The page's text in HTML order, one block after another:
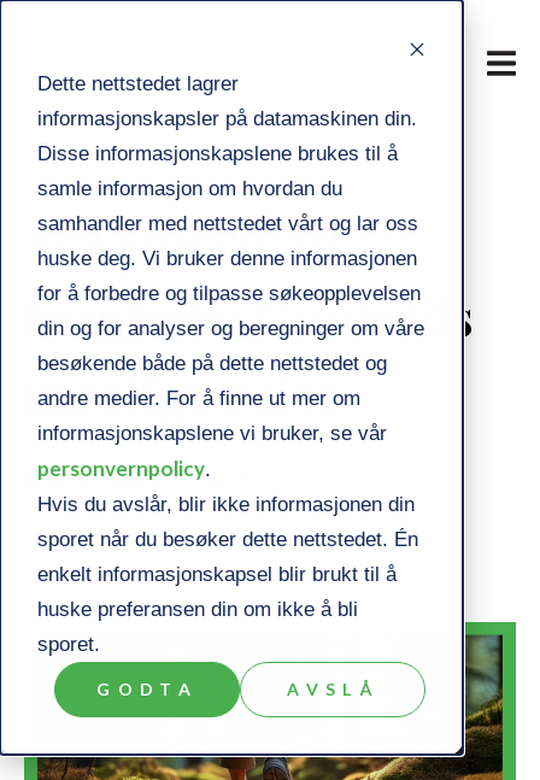
Dette nettstedet lagrer
informasjonskapsler på datamaskinen din.
Disse informasjonskapslene brukes til å
samle informasjon om hvordan du
samhandler med nettstedet vårt og lar oss
huske deg. Vi bruker denne informasjonen
for å forbedre og tilpasse søkeopplevelsen
din og for analyser og beregninger om våre
besøkende både på dette nettstedet og
andre medier. For å finne ut mer om
informasjonskapslene vi bruker, se vår
personvernpolicy.
Hvis du avslår, blir ikke informasjonen din
sporet når du besøker dette nettstedet. Én
enkelt informasjonskapsel blir brukt til å
huske preferansen din om ikke å bli
sporet.
GODTA AVSLÅ
SMERTE LIVSSTIL
GÅ NED I VEKT
Fra smerte til
turglede: Gunhilds
utrolige reise
May 26, 2024 2:17:16 PM